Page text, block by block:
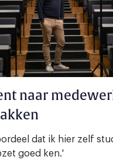
naar
dat ik hier zelf
goed ken.'